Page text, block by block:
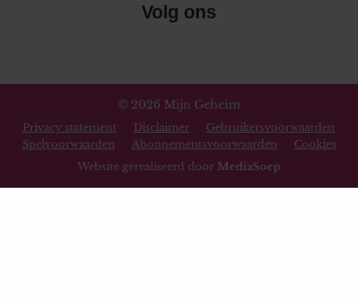
Volg ons
© 2026 Mijn Geheim
Privacy statement Disclaimer
Gebruikersvoorwaarden
Spelvoorwaarden
Abonnementsvoorwaarden
Cookies
Website gerealiseerd door MediaSoep